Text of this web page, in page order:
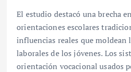
El estudio destacó una brecha
orientaciones escolares
influencias reales que moldean
laborales de los jóvenes. Los
orientación vocacional usados